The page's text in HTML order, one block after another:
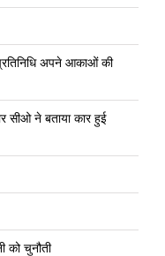
अपने आकाओं की
सीओ ने बताया कार हुई
को चुनौती